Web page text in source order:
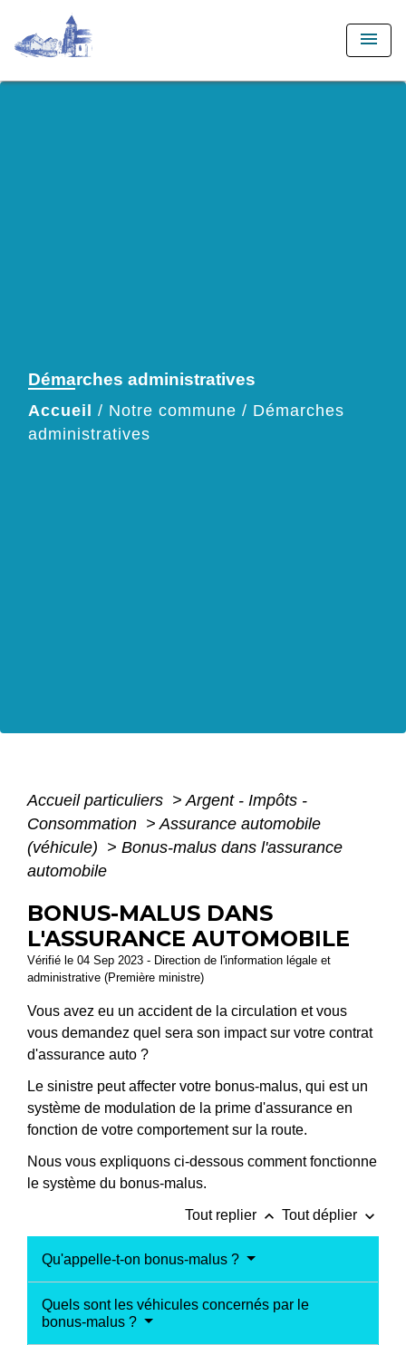
menu
Démarches administratives
Accueil / Notre commune / Démarches
administratives
Accueil particuliers > Argent - Impôts -
Consommation > Assurance automobile
(véhicule) > Bonus-malus dans l'assurance
automobile
BONUS-MALUS DANS
L'ASSURANCE AUTOMOBILE
Vérifié le 04 Sep 2023 - Direction de l'information légale et
administrative (Première ministre)
Vous avez eu un accident de la circulation et vous
vous demandez quel sera son impact sur votre contrat
d'assurance auto ?
Le sinistre peut affecter votre bonus-malus, qui est un
système de modulation de la prime d'assurance en
fonction de votre comportement sur la route.
Nous vous expliquons ci-dessous comment fonctionne
le système du bonus-malus.
Tout replier keyboard_arrow_up Tout déplier keyboard_arrow_down
Qu'appelle-t-on bonus-malus ?
Quels sont les véhicules concernés par le
bonus-malus ?